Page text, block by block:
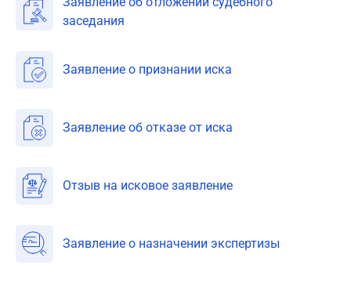
заседания
Заявление о признании иска
Заявление об отказе от иска
Отзыв на исковое заявление
Заявление о назначении экспертизы